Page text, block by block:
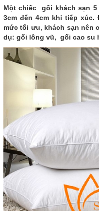
Một chiếc gối khách sạn
3cm đến 4cm khi tiếp
mức tối ưu, khách sạn
dụ: gối lông vũ, gối cao su